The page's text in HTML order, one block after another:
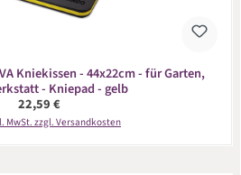
Kniekissen - 44x22cm - für Garten,
- Kniepad - gelb
Regulärer Preis:
22,59 €
MwSt. zzgl. Versandkosten